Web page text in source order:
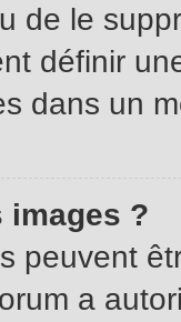
de le
définir
dans un
images ?
peuvent
a